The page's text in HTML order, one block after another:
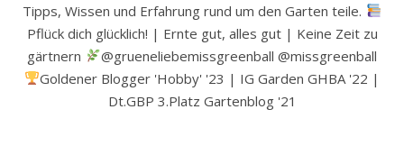
Tipps, Wissen und Erfahrung rund um den Garten teile.
Pflück dich glücklich! | Ernte gut, alles gut | Keine Zeit zu
gärtnern
@grueneliebemissgreenball @missgreenball
Goldener Blogger 'Hobby' '23 | IG Garden GHBA '22 |
Dt.GBP 3.Platz Gartenblog '21